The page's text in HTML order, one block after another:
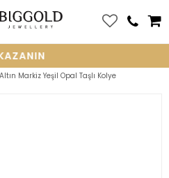
Altın Markiz Yeşil Opal Taşlı Kolye